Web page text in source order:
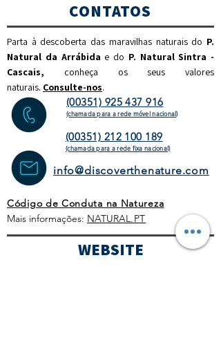
CONTATOS
Parta à descoberta das maravilhas naturais do P.
Natural da Arrábida e do P. Natural Sintra -
Cascais, conheça os seus valores
naturais. Consulte-nos.
(00351) 925 437 916
(chamada para a rede móvel nacional)
(00351) 212 100 189
(chamada para a rede fixa nacional)
info@discoverthenature.com
Código de Conduta na Natureza
Mais informações: NATURAL.PT
WEBSITE